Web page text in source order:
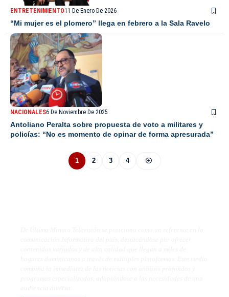
ENTRETENIMIENTO11 De Enero De 2026
“Mi mujer es el plomero” llega en febrero a la Sala Ravelo
NACIONALES6 De Noviembre De 2025
Antoliano Peralta sobre propuesta de voto a militares y
policías: “No es momento de opinar de forma apresurada”
1 2 3 4